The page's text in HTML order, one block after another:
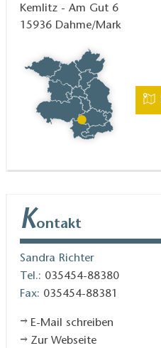
Kemlitz - Am Gut 6
15936 Dahme/Mark
Kontakt
Sandra Richter
Tel.: 035454-88380
Fax: 035454-88381
E-Mail schreiben
Zur Webseite